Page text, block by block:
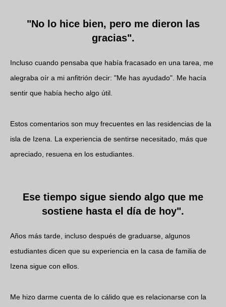
"No lo hice bien, pero me dieron las
gracias".
Incluso cuando pensaba que había fracasado en una tarea, me
alegraba oír a mi anfitrión decir: "Me has ayudado". Me hacía
sentir que había hecho algo útil.
Estos comentarios son muy frecuentes en las residencias de la
isla de Izena. La experiencia de sentirse necesitado, más que
apreciado, resuena en los estudiantes.
Ese tiempo sigue siendo algo que me
sostiene hasta el día de hoy".
Años más tarde, incluso después de graduarse, algunos
estudiantes dicen que su experiencia en la casa de familia de
Izena sigue con ellos.
Me hizo darme cuenta de lo cálido que es relacionarse con la